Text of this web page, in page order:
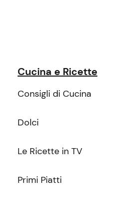
Cucina e Ricette
Consigli di Cucina
Dolci
Le Ricette in TV
Primi Piatti